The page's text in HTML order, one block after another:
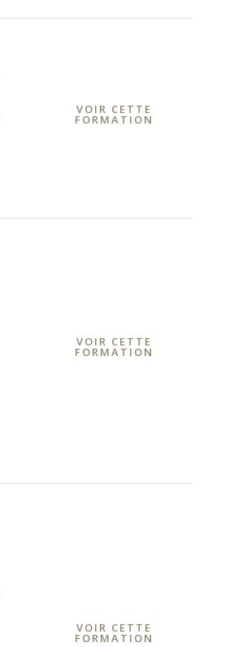
VOIR CETTE
FORMATION
VOIR CETTE
FORMATION
VOIR CETTE
FORMATION